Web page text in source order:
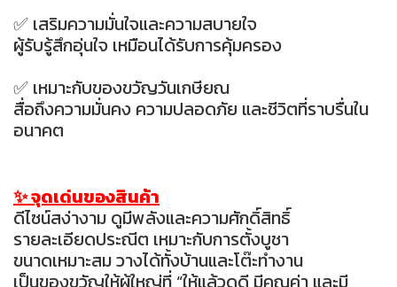
✅ เสริมความมั่นใจและความสบายใจ
ผู้รับรู้สึกอุ่นใจ เหมือนได้รับการคุ้มครอง
✅ เหมาะกับของขวัญวันเกษียณ
สื่อถึงความมั่นคง ความปลอดภัย และชีวิตที่ราบรื่นใน
อนาคต
✨ จุดเด่นของสินค้า
ดีไซน์สง่างาม ดูมีพลังและความศักดิ์สิทธิ์
รายละเอียดประณีต เหมาะกับการตั้งบูชา
ขนาดเหมาะสม วางได้ทั้งบ้านและโต๊ะทำงาน